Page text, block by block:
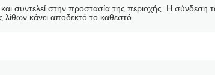
συντελεί στην προστασία της περιοχής. Η σύνδεση
κάνει αποδεκτό το καθεστό